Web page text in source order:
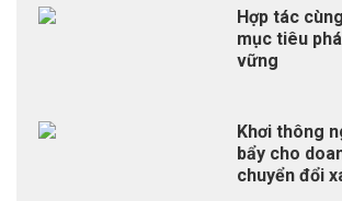
Hợp tác
mục tiêu
vững
Khơi thông
bẩy cho
chuyển đổi